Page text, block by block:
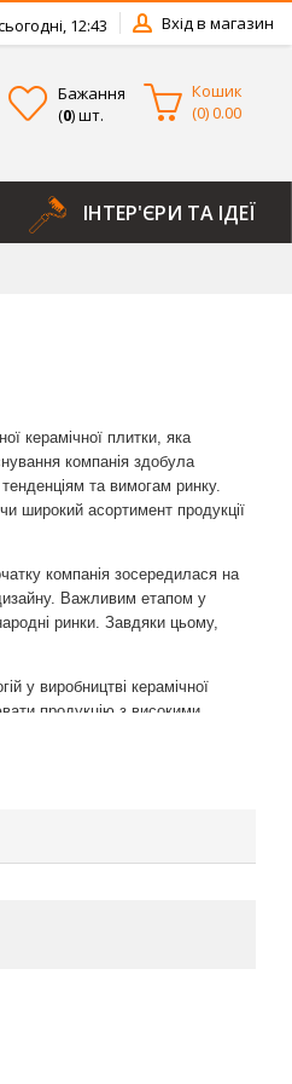
12:43 Вхід в магазин
Бажання
(0) шт.
Кошик
(0)0.00
ІНТЕР'ЄРИ ТА ІДЕЇ
керамічної плитки, яка
компанія здобула
та вимогам ринку.
широкий асортимент продукції
компанія зосередилася на
Важливим етапом у
ринки. Завдяки цьому,
у виробництві керамічної
продукцію з високими
компанії відіграє також
продукції.